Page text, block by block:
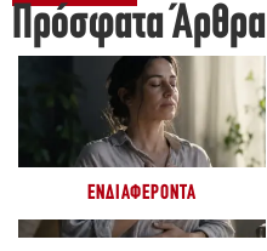
Πρόσφατα Άρθρα
ΕΝΔΙΑΦΈΡΟΝΤΑ